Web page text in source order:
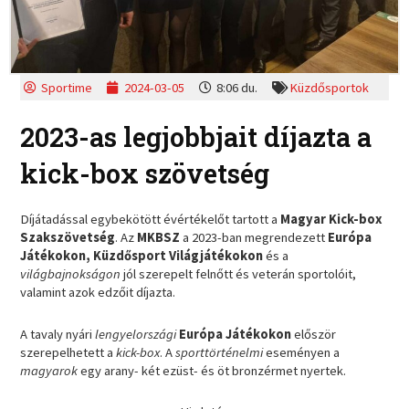
Sportime 2024-03-05 8:06 du. Küzdősportok
2023-as legjobbjait díjazta a
kick-box szövetség
Díjátadással egybekötött évértékelőt tartott a Magyar Kick-box
Szakszövetség. Az MKBSZa 2023-ban megrendezett Európa
Játékokon, Küzdősport Világjátékokonés a
világbajnokságonjól szerepelt felnőtt és veterán sportolóit,
valamint azok edzőit díjazta.
A tavaly nyárilengyelországiEurópa Játékokonelőször
szerepelhetett akick-box. Asporttörténelmieseményen a
magyarokegy arany- két ezüst- és öt bronzérmet nyertek.